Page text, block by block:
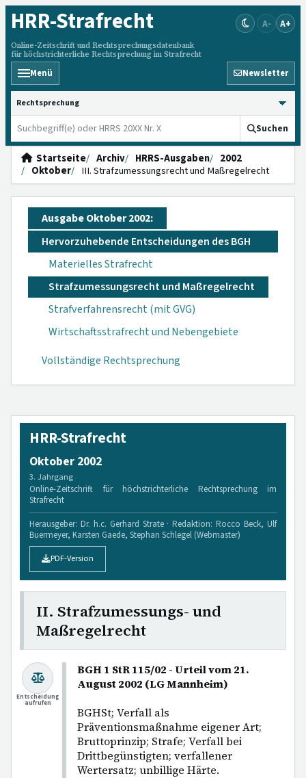
HRR-Strafrecht
Online-Zeitschrift und Rechtsprechungsdatenbank
für höchstrichterliche Rechtsprechung im Strafrecht
A- A+
Menü Newsletter
HRRS durchsuchen
Suchen
Startseite Archiv HRRS-Ausgaben
2002
Oktober
III. Strafzumessungsrecht und Maßregelrecht
Ausgabe Oktober 2002:
Hervorzuhebende Entscheidungen des BGH
Materielles Strafrecht
Strafzumessungsrecht und Maßregelrecht
Strafverfahrensrecht (mit GVG)
Wirtschaftsstrafrecht und Nebengebiete
Vollständige Rechtsprechung
HRR-Strafrecht
Oktober 2002
3. Jahrgang
Online-Zeitschrift für höchstrichterliche Rechtsprechung im
Strafrecht
Herausgeber: Dr. h.c. Gerhard Strate · Redaktion: Rocco Beck, Ulf
Buermeyer, Karsten Gaede, Stephan Schlegel (Webmaster)
PDF-Version
II. Strafzumessungs- und
Maßregelrecht
BGH 1 StR 115/02 - Urteil vom 21.
August 2002 (LG Mannheim)
BGHSt; Verfall als
Präventionsmaßnahme eigener Art;
Bruttoprinzip; Strafe; Verfall bei
Drittbegünstigten; verfallener
Wertersatz; unbillige Härte.
Entscheidung
aufrufen